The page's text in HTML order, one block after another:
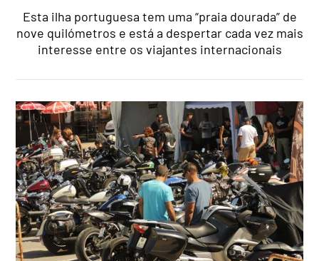
Esta ilha portuguesa tem uma “praia dourada” de
nove quilómetros e está a despertar cada vez mais
interesse entre os viajantes internacionais